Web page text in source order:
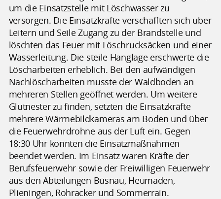
um die Einsatzstelle mit Löschwasser zu
versorgen. Die Einsatzkräfte verschafften sich über
Leitern und Seile Zugang zu der Brandstelle und
löschten das Feuer mit Löschrucksäcken und einer
Wasserleitung. Die steile Hanglage erschwerte die
Löscharbeiten erheblich. Bei den aufwändigen
Nachlöscharbeiten musste der Waldboden an
mehreren Stellen geöffnet werden. Um weitere
Glutnester zu finden, setzten die Einsatzkräfte
mehrere Wärmebildkameras am Boden und über
die Feuerwehrdrohne aus der Luft ein. Gegen
18:30 Uhr konnten die Einsatzmaßnahmen
beendet werden. Im Einsatz waren Kräfte der
Berufsfeuerwehr sowie der Freiwilligen Feuerwehr
aus den Abteilungen Büsnau, Heumaden,
Plieningen, Rohracker und Sommerrain.